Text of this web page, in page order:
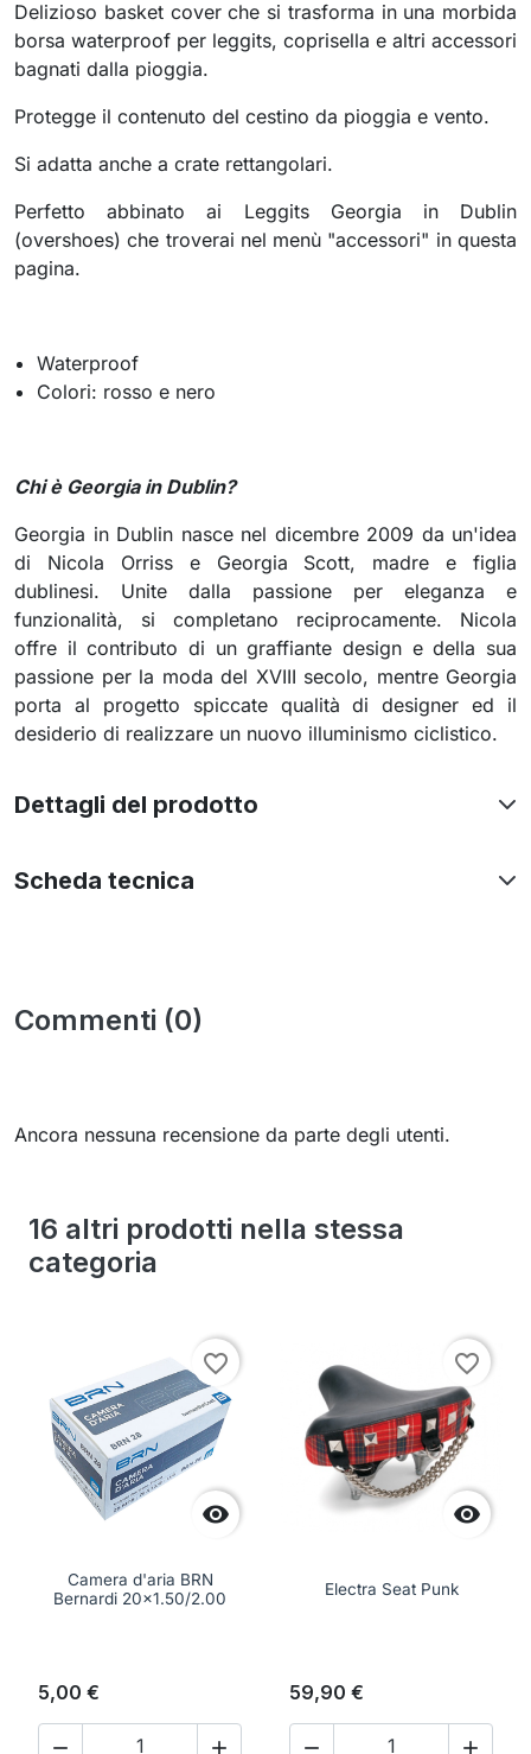
Delizioso basket cover che si trasforma in una morbida
borsa waterproof per leggits, coprisella e altri accessori
bagnati dalla pioggia.
Protegge il contenuto del cestino da pioggia e vento.
Si adatta anche a crate rettangolari.
Perfetto abbinato ai Leggits Georgia in Dublin
(overshoes) che troverai nel menù "accessori" in questa
pagina.
Waterproof
Colori: rosso e nero
Chi è Georgia in Dublin?
Georgia in Dublin nasce nel dicembre 2009 da un'idea
di Nicola Orriss e Georgia Scott, madre e figlia
dublinesi. Unite dalla passione per eleganza e
funzionalità, si completano reciprocamente. Nicola
offre il contributo di un graffiante design e della sua
passione per la moda del XVIII secolo, mentre Georgia
porta al progetto spiccate qualità di designer ed il
desiderio di realizzare un nuovo illuminismo ciclistico.
Dettagli del prodotto
Scheda tecnica
Commenti (0)
Ancora nessuna recensione da parte degli utenti.
16 altri prodotti nella stessa
categoria

favorite_border
Camera d'aria BRN
Bernardi 20x1.50/2.00
5,00 €
 

favorite_border
Electra Seat Punk
59,90 €
 